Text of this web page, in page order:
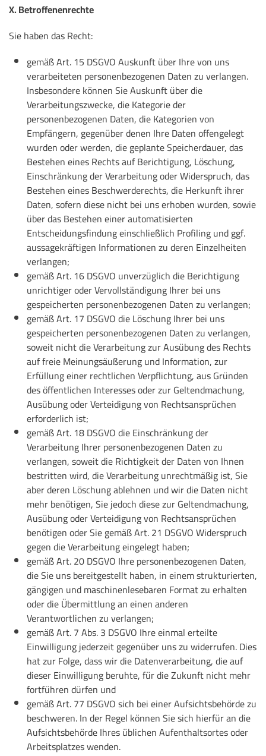
X. Betroffenenrechte
Sie haben das Recht:
gemäß Art. 15 DSGVO Auskunft über Ihre von uns
verarbeiteten personenbezogenen Daten zu verlangen.
Insbesondere können Sie Auskunft über die
Verarbeitungszwecke, die Kategorie der
personenbezogenen Daten, die Kategorien von
Empfängern, gegenüber denen Ihre Daten offengelegt
wurden oder werden, die geplante Speicherdauer, das
Bestehen eines Rechts auf Berichtigung, Löschung,
Einschränkung der Verarbeitung oder Widerspruch, das
Bestehen eines Beschwerderechts, die Herkunft ihrer
Daten, sofern diese nicht bei uns erhoben wurden, sowie
über das Bestehen einer automatisierten
Entscheidungsfindung einschließlich Profiling und ggf.
aussagekräftigen Informationen zu deren Einzelheiten
verlangen;
gemäß Art. 16 DSGVO unverzüglich die Berichtigung
unrichtiger oder Vervollständigung Ihrer bei uns
gespeicherten personenbezogenen Daten zu verlangen;
gemäß Art. 17 DSGVO die Löschung Ihrer bei uns
gespeicherten personenbezogenen Daten zu verlangen,
soweit nicht die Verarbeitung zur Ausübung des Rechts
auf freie Meinungsäußerung und Information, zur
Erfüllung einer rechtlichen Verpflichtung, aus Gründen
des öffentlichen Interesses oder zur Geltendmachung,
Ausübung oder Verteidigung von Rechtsansprüchen
erforderlich ist;
gemäß Art. 18 DSGVO die Einschränkung der
Verarbeitung Ihrer personenbezogenen Daten zu
verlangen, soweit die Richtigkeit der Daten von Ihnen
bestritten wird, die Verarbeitung unrechtmäßig ist, Sie
aber deren Löschung ablehnen und wir die Daten nicht
mehr benötigen, Sie jedoch diese zur Geltendmachung,
Ausübung oder Verteidigung von Rechtsansprüchen
benötigen oder Sie gemäß Art. 21 DSGVO Widerspruch
gegen die Verarbeitung eingelegt haben;
gemäß Art. 20 DSGVO Ihre personenbezogenen Daten,
die Sie uns bereitgestellt haben, in einem strukturierten,
gängigen und maschinenlesebaren Format zu erhalten
oder die Übermittlung an einen anderen
Verantwortlichen zu verlangen;
gemäß Art. 7 Abs. 3 DSGVO Ihre einmal erteilte
Einwilligung jederzeit gegenüber uns zu widerrufen. Dies
hat zur Folge, dass wir die Datenverarbeitung, die auf
dieser Einwilligung beruhte, für die Zukunft nicht mehr
fortführen dürfen und
gemäß Art. 77 DSGVO sich bei einer Aufsichtsbehörde zu
beschweren. In der Regel können Sie sich hierfür an die
Aufsichtsbehörde Ihres üblichen Aufenthaltsortes oder
Arbeitsplatzes wenden.